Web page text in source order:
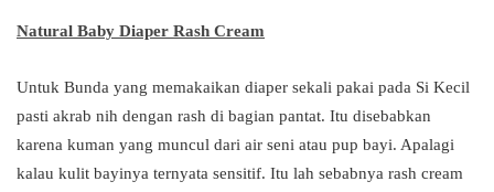
Natural Baby Diaper Rash Cream
Untuk Bunda yang memakaikan diaper sekali pakai pada Si Kecil
pasti akrab nih dengan rash di bagian pantat. Itu disebabkan
karena kuman yang muncul dari air seni atau pup bayi. Apalagi
kalau kulit bayinya ternyata sensitif. Itu lah sebabnya rash cream